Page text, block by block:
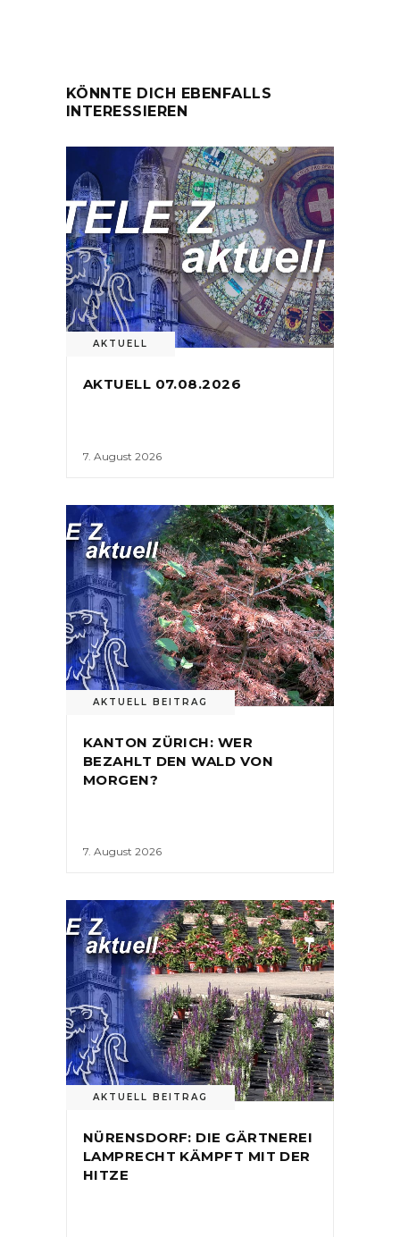
KÖNNTE DICH EBENFALLS
INTERESSIEREN
AKTUELL
AKTUELL 07.08.2026
7. August 2026
AKTUELL BEITRAG
KANTON ZÜRICH: WER
BEZAHLT DEN WALD VON
MORGEN?
7. August 2026
AKTUELL BEITRAG
NÜRENSDORF: DIE GÄRTNEREI
LAMPRECHT KÄMPFT MIT DER
HITZE